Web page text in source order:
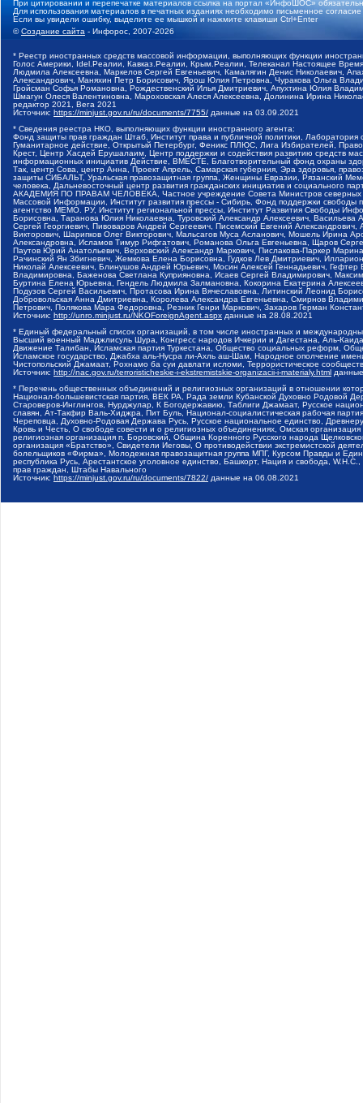
При цитировании и перепечатке материалов ссылка на портал «ИнфоШОС»
Для использования материалов в печатных изданиях необходимо письменное
Если вы увидели ошибку, выделите ее мышкой и нажмите клавиши Ctrl+Enter
©Создание сайта - Инфорос, 2007-2026
* Реестр иностранных средств массовой информации, выполняющих функции
Голос Америки, Idel.Реалии, Кавказ.Реалии, Крым.Реалии, Телеканал Настоящее
Людмила Алексеевна, Маркелов Сергей Евгеньевич, Камалягин Денис Николаевич,
Александрович, Маняхин Петр Борисович, Ярош Юлия Петровна, Чуракова Ольга
Гройсман Софья Романовна, Рождественский Илья Дмитриевич, Апухтина Юлия
Шмагун Олеся Валентиновна, Мароховская Алеся Алексеевна, Долинина Ирина
редактор 2021, Вега 2021
Источник: https://minjust.gov.ru/ru/documents/7755/ данные на 03.09.2021
* Сведения реестра НКО, выполняющих функции иностранного агента:
Фонд защиты прав граждан Штаб, Институт права и публичной политики,
Гуманитарное действие, Открытый Петербург, Феникс ПЛЮС, Лига Избирателей,
Крест, Центр Хасдей Ерушалаим, Центр поддержки и содействия развитию средств
информационных инициатив Действие, ВМЕСТЕ, Благотворительный фонд охраны
Так, центр Сова, центр Анна, Проект Апрель, Самарская губерния, Эра здоровья,
защиты СИБАЛЬТ, Уральская правозащитная группа, Женщины Евразии, Рязанский
человека, Дальневосточный центр развития гражданских инициатив и социального
АКАДЕМИЯ ПО ПРАВАМ ЧЕЛОВЕКА, Частное учреждение Совета Министров северных
Массовой Информации, Институт развития прессы - Сибирь, Фонд поддержки
агентство МЕМО. РУ, Институт региональной прессы, Институт Развития Свободы
Борисовна, Таранова Юлия Николаевна, Туровский Александр Алексеевич,
Сергей Георгиевич, Пивоваров Андрей Сергеевич, Писемский Евгений
Викторович, Шарипков Олег Викторович, Мальсагов Муса Асланович, Мошель Ирина
Александровна, Исламов Тимур Рифгатович, Романова Ольга Евгеньевна, Щаров
Паутов Юрий Анатольевич, Верховский Александр Маркович, Пислакова-Паркер
Рачинский Ян Збигневич, Жемкова Елена Борисовна, Гудков Лев Дмитриевич,
Николай Алексеевич, Блинушов Андрей Юрьевич, Мосин Алексей Геннадьевич,
Владимировна, Баженова Светлана Куприяновна, Исаев Сергей Владимирович,
Буртина Елена Юрьевна, Гендель Людмила Залмановна, Кокорина Екатерина
Подузов Сергей Васильевич, Протасова Ирина Вячеславовна, Литинский Леонид
Добровольская Анна Дмитриевна, Королева Александра Евгеньевна, Смирнов
Петрович, Полякова Мара Федоровна, Резник Генри Маркович, Захаров Герман
Источник: http://unro.minjust.ru/NKOForeignAgent.aspx данные на 28.08.2021
* Единый федеральный список организаций, в том числе иностранных и
Высший военный Маджлисуль Шура, Конгресс народов Ичкерии и Дагестана, Аль-
Движение Талибан, Исламская партия Туркестана, Общество социальных реформ,
Исламское государство, Джабха аль-Нусра ли-Ахль аш-Шам, Народное ополчение
Чистопольский Джамаат, Рохнамо ба суи давлати исломи, Террористическое
Источник: http://nac.gov.ru/terroristicheskie-i-ekstremistskie-organizacii-i-materialy.html
* Перечень общественных объединений и религиозных организаций в отношении
Национал-большевистская партия, ВЕК РА, Рада земли Кубанской Духовно Родовой
Староверов-Инглингов, Нурджулар, К Богодержавию, Таблиги Джамаат, Русское
славян, Ат-Такфир Валь-Хиджра, Пит Буль, Национал-социалистическая рабочая
Череповца, Духовно-Родовая Держава Русь, Русское национальное единство,
Кровь и Честь, О свободе совести и о религиозных объединениях, Омская
религиозная организация п. Боровский, Община Коренного Русского народа
организация «Братство», Свидетели Иеговы, О противодействии экстремистской
болельщиков «Фирма», Молодежная правозащитная группа МПГ, Курсом Правды и
республика Русь, Арестантское уголовное единство, Башкорт, Нация и свобода,
прав граждан, Штабы Навального
Источник: https://minjust.gov.ru/ru/documents/7822/ данные на 06.08.2021